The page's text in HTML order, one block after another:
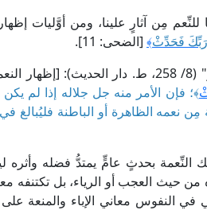
مِن آثارٍ علينا، ومن أوَّليات
رَبِّكَ فَحَدِّثْ﴾ [الضحى: 11].
قال العلامة الشوكاني في "نيل الأوطار" (8/ 258،
﴾؛ فإن الأمر منه جل جلاله إذا لم
مِن نعمه الظاهرة أو الباطنة
النِّعمة بحدثٍ عامٍّ يمتدُّ فضله
من حيث العجب أو الرياء، بل تكتنفه
في النفوس معاني الإباء والمنعة